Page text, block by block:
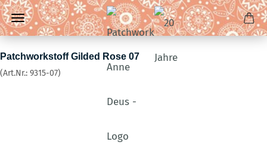
Patchworkstoff Gilded Rose 07
(Art.Nr.: 9315-07)